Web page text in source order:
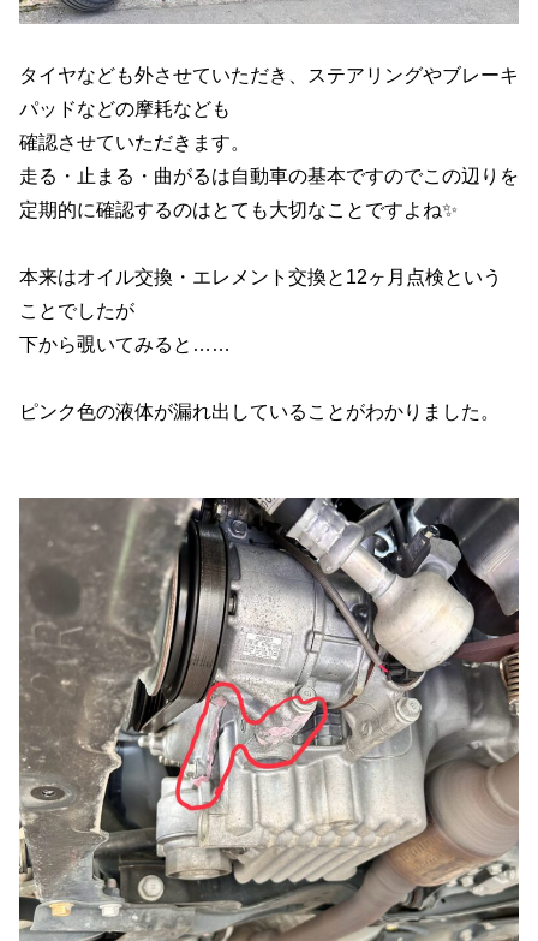
タイヤなども外させていただき、ステアリングやブレーキ
パッドなどの摩耗なども
確認させていただきます。
走る・止まる・曲がるは自動車の基本ですのでこの辺りを
定期的に確認するのはとても大切なことですよね✨
本来はオイル交換・エレメント交換と12ヶ月点検という
ことでしたが
下から覗いてみると……
ピンク色の液体が漏れ出していることがわかりました。